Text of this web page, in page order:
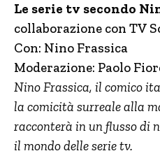
Le serie tv secondo
collaborazione con TV
Con: Nino Frassica
Moderazione: Paolo
Nino Frassica, il comico
la comicità surreale alla
racconterà in un flusso di
il mondo delle serie tv.